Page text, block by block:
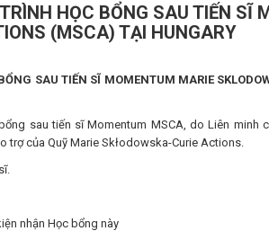
HỌC BỔNG SAU TIẾN SĨ
(MSCA) TẠI HUNGARY
SAU TIẾN SĨ MOMENTUM MARIE
sau tiến sĩ Momentum MSCA, do Liên minh
trợ của Quỹ Marie Skłodowska-Curie Actions.
nhận Học bổng này